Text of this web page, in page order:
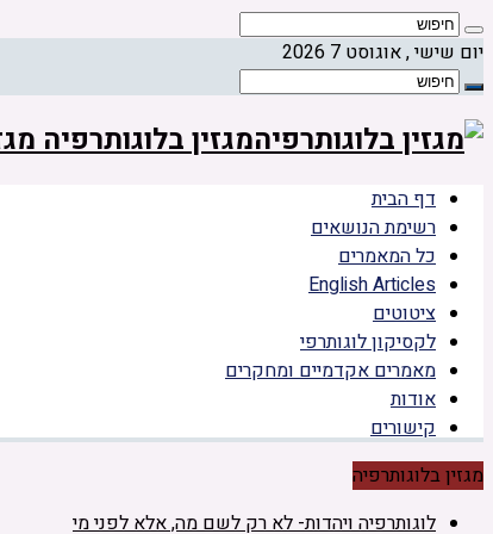
יום שישי , אוגוסט 7 2026
מגזין בלוגותרפיה
דף הבית
רשימת הנושאים
כל המאמרים
English Articles
ציטוטים
לקסיקון לוגותרפי
מאמרים אקדמיים ומחקרים
אודות
קישורים
מגזין בלוגותרפיה
לוגותרפיה ויהדות- לא רק לשם מה, אלא לפני מי